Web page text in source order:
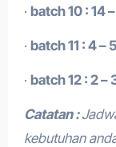
· batch 10 : 14
· batch 11 : 4 –
· batch 12 : 2
Catatan :
kebutuhan